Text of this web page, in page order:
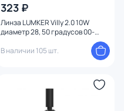
323 ₽
Линза LUMKER Villy 2.0 10W
диаметр 28, 50 градусов 00-
В наличии 105 шт.